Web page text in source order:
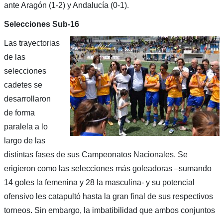
ante Aragón (1-2) y Andalucía (0-1).
Selecciones Sub-16
Las trayectorias
de las
selecciones
cadetes se
desarrollaron
de forma
paralela a lo
largo de las
distintas fases de sus Campeonatos Nacionales. Se
erigieron como las selecciones más goleadoras –sumando
14 goles la femenina y 28 la masculina- y su potencial
ofensivo les catapultó hasta la gran final de sus respectivos
torneos. Sin embargo, la imbatibilidad que ambos conjuntos